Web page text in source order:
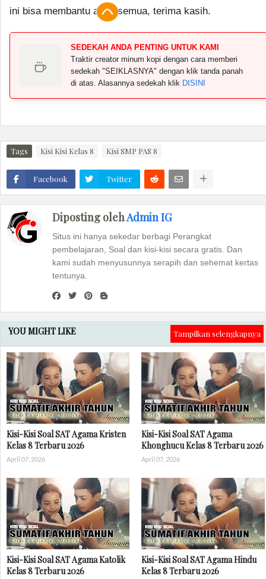
ini bisa membantu anda semua, terima kasih.
SEDEKAH ANDA PENTING UNTUK KAMI
Traktir creator minum kopi dengan cara memberi
sedekah "SEIKLASNYA" dengan klik tanda panah
di atas. Alasannya sedekah klik DISINI
Tags Kisi Kisi Kelas 8 Kisi SMP PAS 8
Facebook Twitter
Diposting olehAdmin IG
Situs ini hanya sekedar berbagi Perangkat
pembelajaran, Soal dan kisi-kisi secara gratis. Dan
kami sudah menyusunnya serapih dan sehemat kertas
tentunya.
YOU MIGHT LIKE Tampilkan selengkapnya
Kisi-Kisi Soal SAT Agama Kristen
Kelas 8 Terbaru 2026
April 07, 2026
Kisi-Kisi Soal SAT Agama
Khonghucu Kelas 8 Terbaru 2026
April 07, 2026
Kisi-Kisi Soal SAT Agama Katolik
Kelas 8 Terbaru 2026
Kisi-Kisi Soal SAT Agama Hindu
Kelas 8 Terbaru 2026